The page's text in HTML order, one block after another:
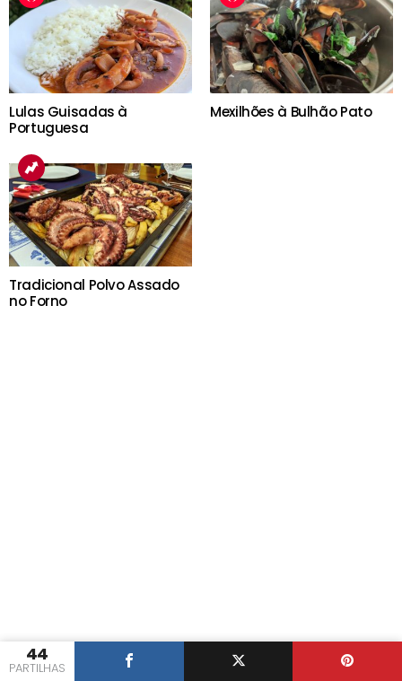
44
PARTILHAS
Lulas Guisadas à
Portuguesa
Mexilhões à Bulhão Pato
Tradicional Polvo Assado
no Forno